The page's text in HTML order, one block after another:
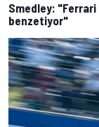
Smedley: "Ferrari
benzetiyor"